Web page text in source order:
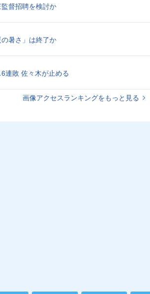
督招聘を検討か
暑さ」は終了か
6連敗 佐々木が止める
画像アクセスランキングをもっと見る